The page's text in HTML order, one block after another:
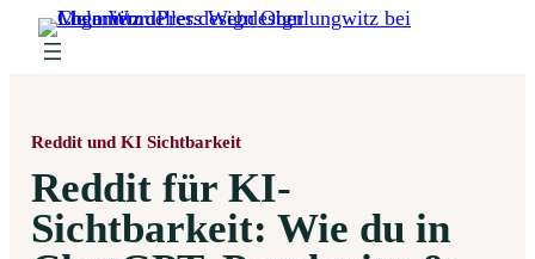
Zum
Inhalt
Reddit und KI Sichtbarkeit
Reddit für KI-
Sichtbarkeit: Wie du in